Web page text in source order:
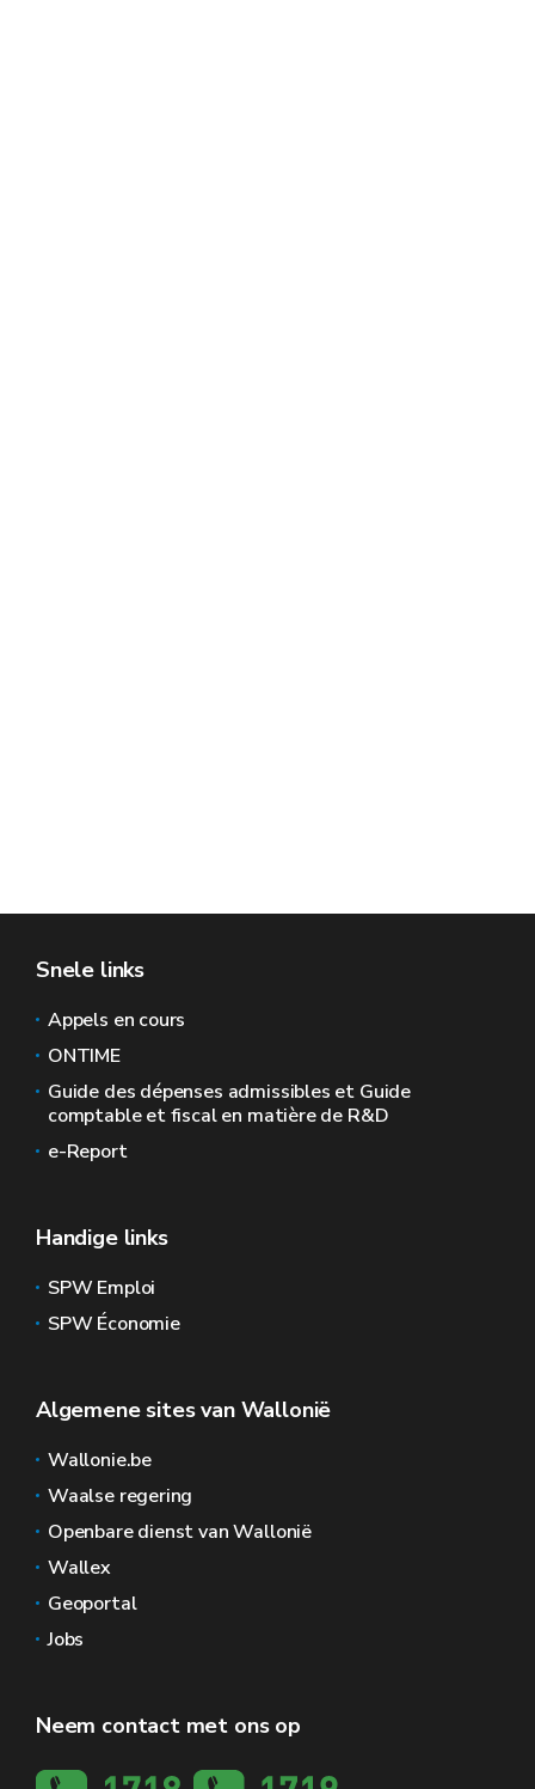
Snele links
Appels en cours
ONTIME
Guide des dépenses admissibles et Guide
comptable et fiscal en matière de R&D
e-Report
Handige links
SPW Emploi
SPW Économie
Algemene sites van Wallonië
Wallonie.be
Waalse regering
Openbare dienst van Wallonië
Wallex
Geoportal
Jobs
Neem contact met ons op